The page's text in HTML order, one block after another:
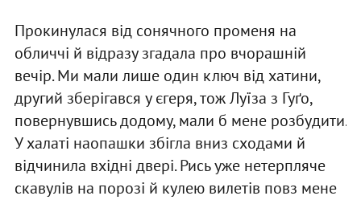
Прокинулася від сонячного променя на
обличчі й відразу згадала про вчорашній
вечір. Ми мали лише один ключ від хатини,
другий зберігався у єгеря, тож Луїза з Гуґо,
повернувшись додому, мали б мене розбудити.
У халаті наопашки збігла вниз сходами й
відчинила вхідні двері. Рись уже нетерпляче
скавулів на порозі й кулею вилетів повз мене